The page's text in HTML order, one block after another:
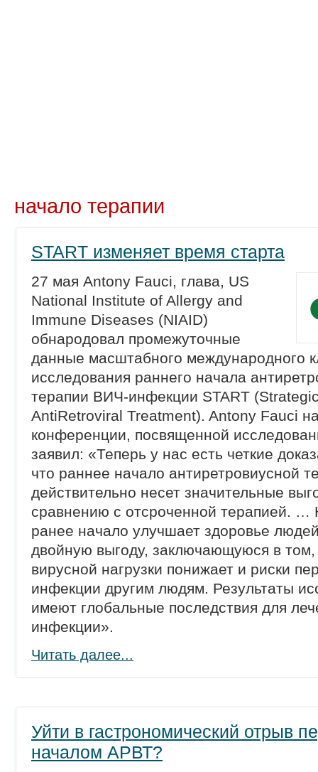
начало терапии
START изменяет время старта
27 мая Antony Fauci, глава, US
National Institute of Allergy and
Immune Diseases (NIAID)
обнародовал промежуточные
данные масштабного международного
исследования раннего начала
терапии ВИЧ-инфекции START
AntiRetroviral Treatment). Antony Fauci
конференции, посвященной
заявил: «Теперь у нас есть четкие
что раннее начало антиретровиусной
действительно несет значительные
сравнению с отсроченной терапией. …
ранее начало улучшает здоровье
двойную выгоду, заключающуюся в
вирусной нагрузки понижает и риски
инфекции другим людям. Результаты
имеют глобальные последствия для
инфекции».
Читать далее...
Уйти в гастрономический отрыв
началом АРВТ?